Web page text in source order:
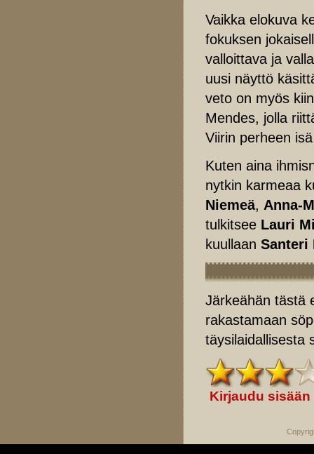
Vaikka elokuva
fokuksen
valloittava ja
uusi näyttö
veto on myös
Mendes, jolla
Viirin perheen
Kuten aina
nytkin karmeaa
Niemeä, Anna-
tulkitsee Lauri
kuullaan Santeri
Järkeähän tästä
rakastamaan
täysilaidallisesta
Kirjaudu sisään